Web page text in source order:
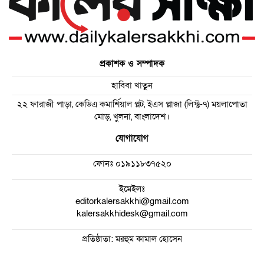
প্রকাশক ও সম্পাদক
হাবিবা খাতুন
২২ ফারাজী পাড়া, কেডিএ কমার্শিয়াল প্লট, ইএস প্লাজা (লিফ্ট-৭) ময়লাপোতা
মোড়, খুলনা, বাংলাদেশ।
যোগাযোগ
ফোনঃ০১৯১১৮৩৭৫২০
ইমেইলঃ
editorkalersakkhi@gmail.com
kalersakkhidesk@gmail.com
প্রতিষ্ঠাতা: মরহুম কামাল হোসেন